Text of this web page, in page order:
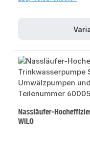
Nassläufer-
WILO